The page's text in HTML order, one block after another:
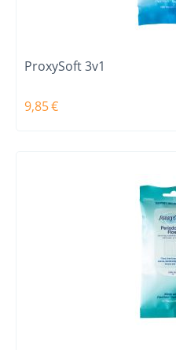
ProxySoft 3v1
9,85€